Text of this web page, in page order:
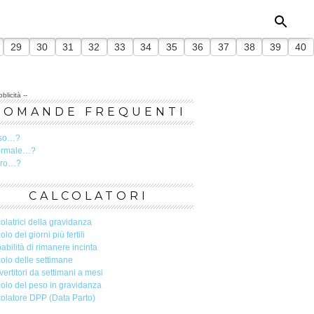
29 30 31 32 33 34 35 36 37 38 39 40
--
FREQUENTI
CALCOLATORI
della gravidanza
dei giorni più fertili
di rimanere incinta
delle settimane
da settimani a mesi
del peso in gravidanza
DPP (Data Parto)